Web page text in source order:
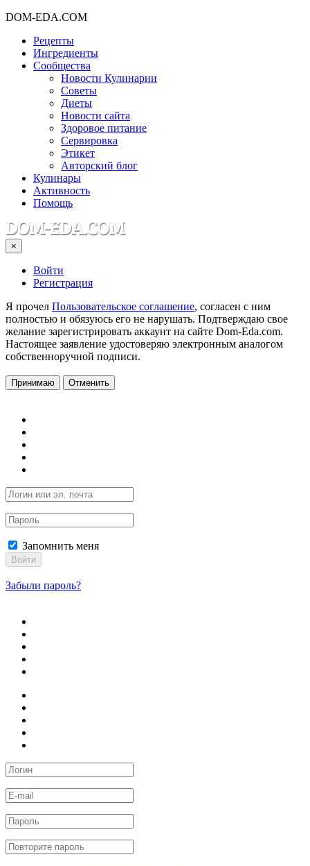
DOM-EDA.COM
Рецепты
Ингредиенты
Сообщества
Новости Кулинарии
Советы
Диеты
Новости сайта
Здоровое питание
Сервировка
Этикет
Авторский блог
Кулинары
Активность
Помощь
×
Войти
Регистрация
Я прочел Пользовательское соглашение, согласен с ним
полностью и обязуюсь его не нарушать. Подтверждаю свое
желание зарегистрировать аккаунт на сайте Dom-Eda.com.
Настоящее заявление удостоверяю электронным аналогом
собственноручной подписи.
Принимаю Отменить
Запомнить меня
Войти
Забыли пароль?